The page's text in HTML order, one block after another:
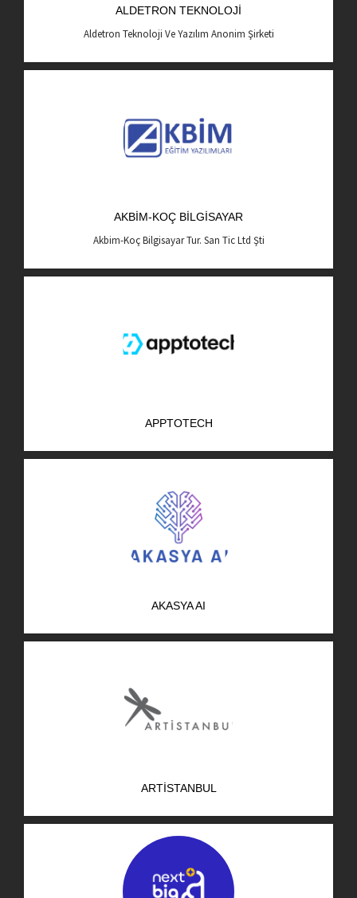
AR-GE Portal
Kariyer Portal
ALDETRON TEKNOLOJI
Aldetron Teknoloji Ve Yazılım Anonim Şirketi
AKBIM-KOÇ BILGISAYAR
Akbim-Koç Bilgisayar Tur. San Tic Ltd Şti
APPTOTECH
AKASYA AI
ARTISTANBUL